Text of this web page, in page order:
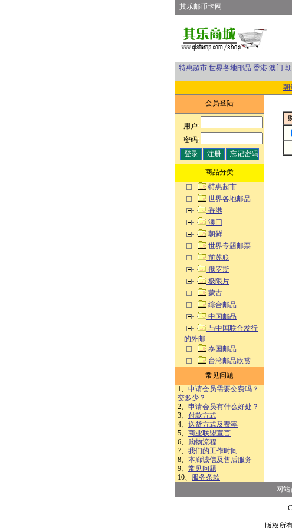
其乐邮币卡网
特惠超市 世界各地邮品 香港 澳门
朝
会员登陆
用户:
密码:
商品分类
特惠超市
世界各地邮品
香港
澳门
朝鲜
世界专题邮票
前苏联
俄罗斯
极限片
蒙古
综合邮品
中国邮品
与中国联合发行
的外邮
泰国邮品
台湾邮品欣赏
常见问题
1、 申请会员需要交费吗？
交多少？
2、 申请会员有什么好处？
3、 付款方式
4、 送货方式及费率
5、 商业联盟宣言
6、 购物流程
7、 我们的工作时间
8、 本廊诚信及售后服务
9、 常见问题
10、 服务条款
网
版权所